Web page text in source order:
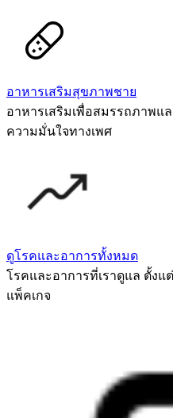
อาหารเสริมสุขภาพชาย
อาหารเสริมเพื่อสมรรถภาพแ
ความมั่นใจทางเพศ
ดูโรคและอาการทั้งหมด
โรคและอาการที่เราดูแล ตั้งแ
แพ็คเกจ